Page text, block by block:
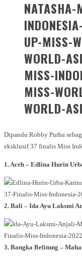
Dipandu Robby Purba
eksklusif 37 finalis Miss
1. Aceh – Edlina Hurin
2. Bali – Ida Ayu Laksmi
3. Bangka Belitung –